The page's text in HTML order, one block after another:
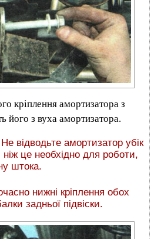
кріплення амортизатора з
його з вуха амортизатора.
амортизатор убік
ніж це необхідно для роботи,
штока.
нижні кріплення обох
задньої підвіски.